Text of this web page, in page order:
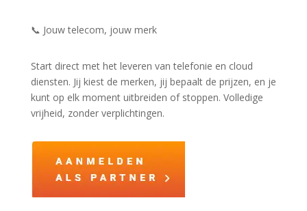
📞 Jouw telecom, jouw merk
Start direct met het leveren van telefonie en cloud
diensten. Jij kiest de merken, jij bepaalt de prijzen, en je
kunt op elk moment uitbreiden of stoppen. Volledige
vrijheid, zonder verplichtingen.